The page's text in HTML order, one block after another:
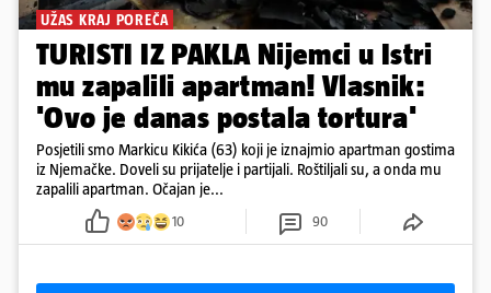
UŽAS KRAJ POREČA
TURISTI IZ PAKLA Nijemci u Istri
mu zapalili apartman! Vlasnik:
'Ovo je danas postala tortura'
Posjetili smo Markicu Kikića (63) koji je iznajmio apartman gostima
iz Njemačke. Doveli su prijatelje i partijali. Roštiljali su, a onda mu
zapalili apartman. Očajan je...
10 90